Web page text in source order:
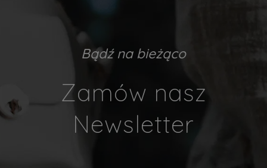
Bądź na bieżąco
Zamów nasz
Newsletter